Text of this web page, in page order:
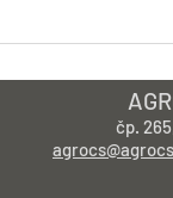
čp.